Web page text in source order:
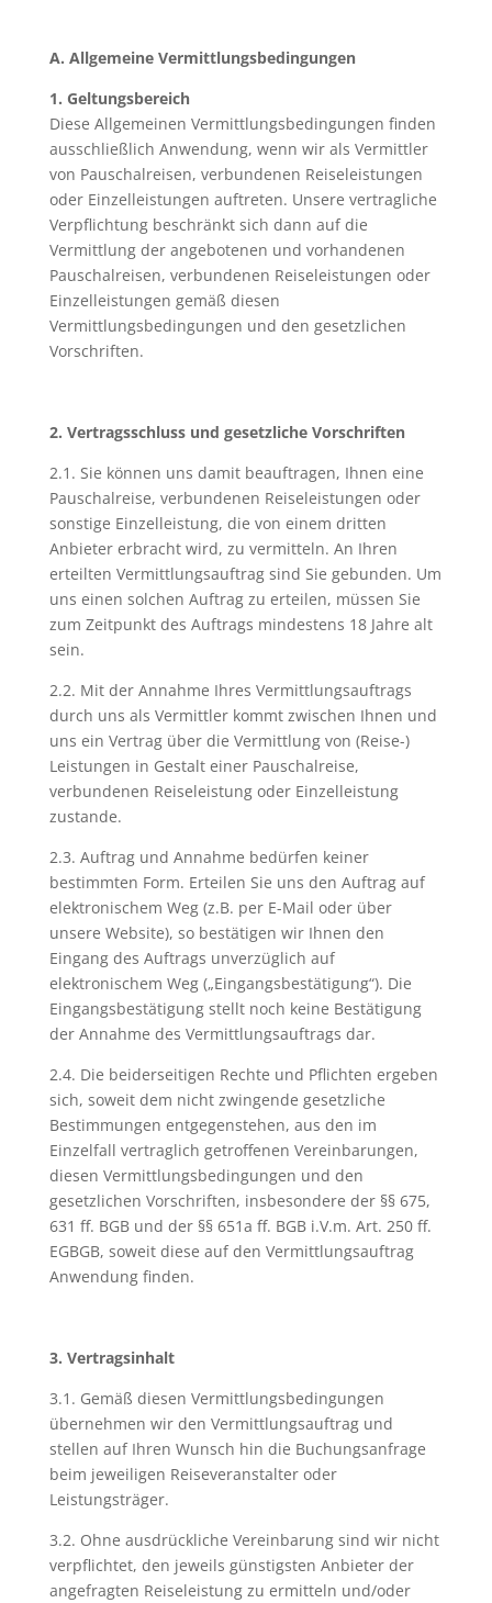
A. Allgemeine Vermittlungsbedingungen
1. Geltungsbereich
Diese Allgemeinen Vermittlungsbedingungen finden
ausschließlich Anwendung, wenn wir als Vermittler
von Pauschalreisen, verbundenen Reiseleistungen
oder Einzelleistungen auftreten. Unsere vertragliche
Verpflichtung beschränkt sich dann auf die
Vermittlung der angebotenen und vorhandenen
Pauschalreisen, verbundenen Reiseleistungen oder
Einzelleistungen gemäß diesen
Vermittlungsbedingungen und den gesetzlichen
Vorschriften.
2. Vertragsschluss und gesetzliche Vorschriften
2.1. Sie können uns damit beauftragen, Ihnen eine
Pauschalreise, verbundenen Reiseleistungen oder
sonstige Einzelleistung, die von einem dritten
Anbieter erbracht wird, zu vermitteln. An Ihren
erteilten Vermittlungsauftrag sind Sie gebunden. Um
uns einen solchen Auftrag zu erteilen, müssen Sie
zum Zeitpunkt des Auftrags mindestens 18 Jahre alt
sein.
2.2. Mit der Annahme Ihres Vermittlungsauftrags
durch uns als Vermittler kommt zwischen Ihnen und
uns ein Vertrag über die Vermittlung von (Reise-)
Leistungen in Gestalt einer Pauschalreise,
verbundenen Reiseleistung oder Einzelleistung
zustande.
2.3. Auftrag und Annahme bedürfen keiner
bestimmten Form. Erteilen Sie uns den Auftrag auf
elektronischem Weg (z.B. per E-Mail oder über
unsere Website), so bestätigen wir Ihnen den
Eingang des Auftrags unverzüglich auf
elektronischem Weg („Eingangsbestätigung“). Die
Eingangsbestätigung stellt noch keine Bestätigung
der Annahme des Vermittlungsauftrags dar.
2.4. Die beiderseitigen Rechte und Pflichten ergeben
sich, soweit dem nicht zwingende gesetzliche
Bestimmungen entgegenstehen, aus den im
Einzelfall vertraglich getroffenen Vereinbarungen,
diesen Vermittlungsbedingungen und den
gesetzlichen Vorschriften, insbesondere der §§ 675,
631 ff. BGB und der §§ 651a ff. BGB i.V.m. Art. 250 ff.
EGBGB, soweit diese auf den Vermittlungsauftrag
Anwendung finden.
3. Vertragsinhalt
3.1. Gemäß diesen Vermittlungsbedingungen
übernehmen wir den Vermittlungsauftrag und
stellen auf Ihren Wunsch hin die Buchungsanfrage
beim jeweiligen Reiseveranstalter oder
Leistungsträger.
3.2. Ohne ausdrückliche Vereinbarung sind wir nicht
verpflichtet, den jeweils günstigsten Anbieter der
angefragten Reiseleistung zu ermitteln und/oder